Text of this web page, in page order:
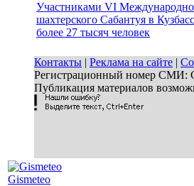
Участниками VI
шахтерского Сабантуя в
более 27 тысяч человек
Контакты | Реклама на сайте |
Регистрационный номер СМИ:
Публикация материалов
Gismeteo